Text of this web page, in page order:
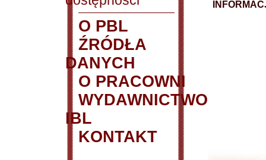
O PBL
ŹRÓDŁA
DANYCH
O PRACOWNI
WYDAWNICTWO
IBL
KONTAKT